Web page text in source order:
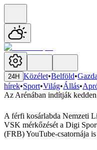
24H Közélet•Belföld•
hírek•Sport•Világ•Állás•
Az Arénában indítják kedden
A férfi kosárlabda Nemzeti
VSK mérkőzését a Digi
(FRB) YouTube-csatornája